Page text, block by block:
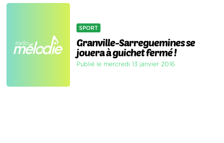
SPORT
Granville-Sarreguemines se
jouera à guichet fermé !
Publié le mercredi 13 janvier 2016